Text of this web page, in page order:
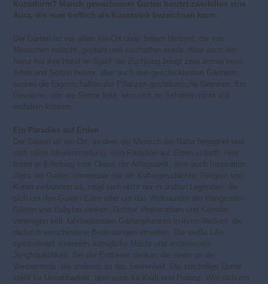
Kunstform? Manch gewachsener Garten besitzt zweifellos eine
Aura, die man trefflich als Kunstwerk bezeichnen kann.
Der Garten ist vor allem ein Ort unter freiem Himmel, der von
Menschen erdacht, geplant und erschaffen wurde. Aber auch die
Natur hat ihre Hand im Spiel: die Züchtung bringt zwar immer neue
Arten und Sorten hervor, aber auch den geschicktesten Gärtnern
setzen die Eigenschaften der Pflanzen gestalterische Grenzen. Ein
Gewächs, das die Sonne liebt, wird sich im Schatten nicht voll
entfalten können.
Ein Paradies auf Erden
Der Garten ist ein Ort, an dem der Mensch der Natur begegnet und
sich seine Idealvorstellung, sein Paradies auf Erden schafft. Hier
findet er Erholung vom Chaos der Alltagswelt, aber auch Inspiration.
Dass der Garten untrennbar mit der Kulturgeschichte, Religion und
Kunst verbunden ist, zeigt sich nicht nur in uralten Legenden, die
sich um den Garten Eden oder um das Weltwunder der Hängenden
Gärten von Babylon ranken. Dichter, Philosophen und Künstler
verewigen seit Jahrtausenden Gartenpflanzen in ihren Werken, die
dadurch verschiedene Bedeutungen erhielten. Die weiße Lilie
symbolisiert einerseits königliche Macht und andererseits
Jungfräulichkeit. Bei der Erdbeere denken die einen an die
Verdammnis, die anderen an das Seelenheil. Die stachelige Distel
steht für Unnahbarkeit, aber auch für Kraft und Potenz. Wer sich mit